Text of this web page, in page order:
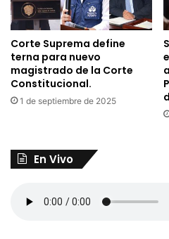
Corte Suprema define
terna para nuevo
magistrado de la Corte
Constitucional.
1 de septiembre de 2025
En Vivo